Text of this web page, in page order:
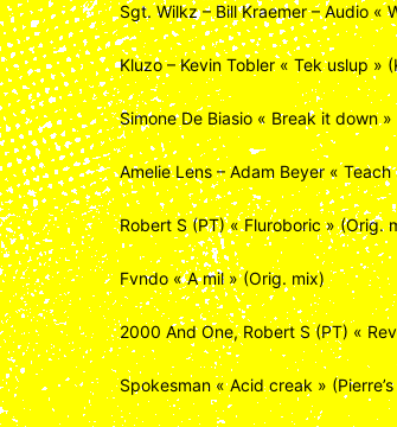
Sgt. Wilkz – Bill Kraemer – Audio «
Kluzo – Kevin Tobler « Tek uslup »
Simone De Biasio « Break it down
Amelie Lens – Adam Beyer «
Robert S (PT) « Fluroboric » (Orig.
Fvndo « A mil » (Orig. mix)
2000 And One, Robert S (PT) «
Spokesman « Acid creak »